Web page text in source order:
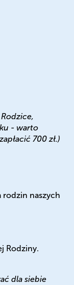
- warto
700 zł.)
rodzin naszych
Rodziny.
dla siebie